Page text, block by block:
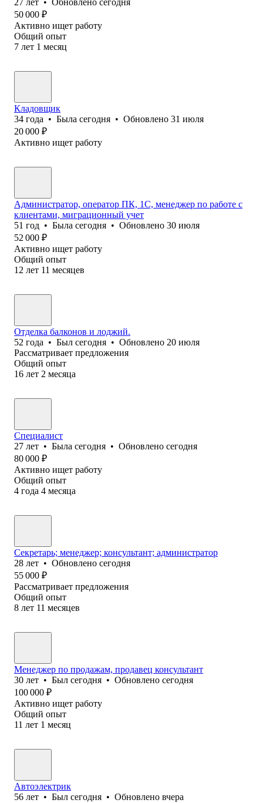
50 000 ₽
Активно ищет работу
Общий опыт
7 лет 1 месяц
Кладовщик
34 года • Была сегодня • Обновлено 31 июля
20 000 ₽
Активно ищет работу
Администратор, оператор ПК, 1С, менеджер по работе с
клиентами, миграционный учет
51 год • Была сегодня • Обновлено 30 июля
52 000 ₽
Активно ищет работу
Общий опыт
12 лет 11 месяцев
Отделка балконов и лоджий.
52 года • Был сегодня • Обновлено 20 июля
Рассматривает предложения
Общий опыт
16 лет 2 месяца
Специалист
27 лет • Была сегодня • Обновлено сегодня
80 000 ₽
Активно ищет работу
Общий опыт
4 года 4 месяца
Секретарь; менеджер; консультант; администратор
28 лет • Обновлено сегодня
55 000 ₽
Рассматривает предложения
Общий опыт
8 лет 11 месяцев
Менеджер по продажам, продавец консультант
30 лет • Был сегодня • Обновлено сегодня
100 000 ₽
Активно ищет работу
Общий опыт
11 лет 1 месяц
Автоэлектрик
56 лет • Был сегодня • Обновлено вчера